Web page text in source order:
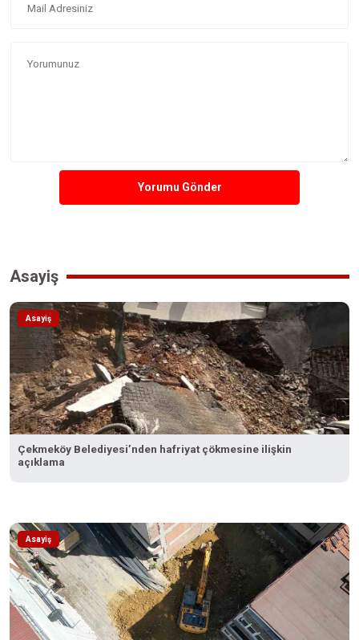
Yorumu Gönder
Asayiş
Asayiş
Çekmeköy Belediyesi’nden hafriyat çökmesine ilişkin
açıklama
Asayiş